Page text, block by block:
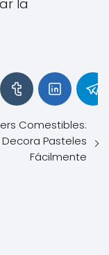
la
Comestibles:
Decora Pasteles
Fácilmente